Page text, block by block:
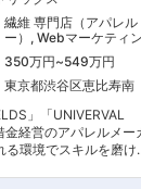
当社が扱う商材は「ア
はなく「服地テキス
汎用性があり、国内だ
行うことができるのが
、アパレル業界は成長
性のある商材を武器
をさらに拡大できる可
160年の歴史はありな
おり、社員から社長・
顔が多い職場なので、
包装資材などへ展開
ド） ・kamimolの加
内の他部署と連携した
術・実用化までの技術
化のための製造・仕様
特徴】・定義上は
能な素材・リサイク
業務資本提携多数！
も自由に開発を進めて
繊維 専門店（アパレル
ー） , Webマーケティ
告・販促PRなど） マ
報アシスタント
350万円~549万円
東京都渋谷区恵比寿南
」「UNIVERVAL
経営のアパレルメー
る環境でスキルを磨け